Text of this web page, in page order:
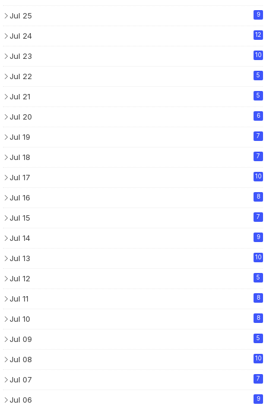
Jul 25 9
Jul 24 12
Jul 23 10
Jul 22 5
Jul 21 5
Jul 20 6
Jul 19 7
Jul 18 7
Jul 17 10
Jul 16 8
Jul 15 7
Jul 14 9
Jul 13 10
Jul 12 5
Jul 11 8
Jul 10 8
Jul 09 5
Jul 08 10
Jul 07 7
Jul 06 9